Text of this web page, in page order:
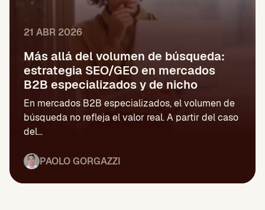
21 ABR 2026
Más allá del volumen de búsqueda:
estrategia SEO/GEO en mercados
B2B especializados y de nicho
En mercados B2B especializados, el volumen de
búsqueda no refleja el valor real. A partir del caso
del...
PAOLO GORGAZZI